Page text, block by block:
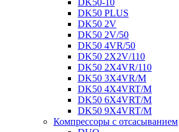
DK50-10
DK50 PLUS
DK50 2V
DK50 2V/50
DK50 4VR/50
DK50 2X2V/110
DK50 2X4VR/110
DK50 3X4VR/M
DK50 4X4VRT/M
DK50 6X4VRT/M
DK50 9X4VRT/M
Компрессоры с отсасыванием